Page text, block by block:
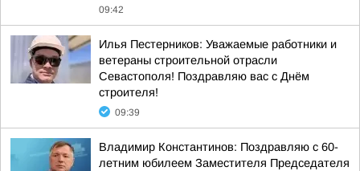
09:42
Илья Пестерников: Уважаемые работники и
ветераны строительной отрасли
Севастополя! Поздравляю вас с Днём
строителя!
09:39
Владимир Константинов: Поздравляю с 60-
летним юбилеем Заместителя Председателя